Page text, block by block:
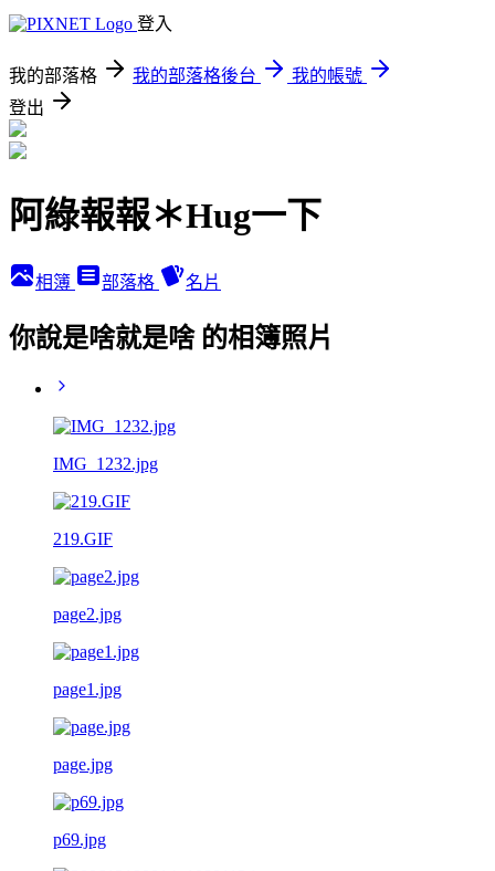
登入
我的部落格 我的部落格後台
我的帳號
登出
阿綠報報＊Hug一下
相簿 部落格 名片
你說是啥就是啥 的相簿照片
IMG_1232.jpg
219.GIF
page2.jpg
page1.jpg
page.jpg
p69.jpg